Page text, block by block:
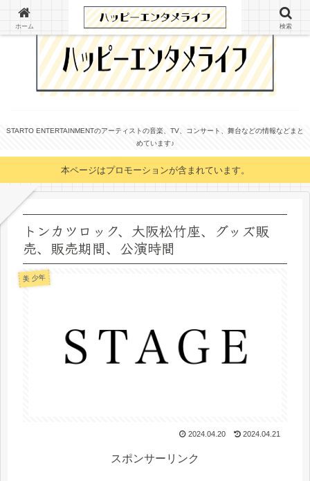
STARTO ENTERTAINMENTのアーティストの音楽、TV、コンサート、舞台などの情報などまと
めています♪
本ページはプロモーションが含まれています。
トンカツロック、大阪松竹座、グッズ販
売、販売期間、公演時間
美 少年
2024.04.20 2024.04.21
スポンサーリンク
ホーム 検索